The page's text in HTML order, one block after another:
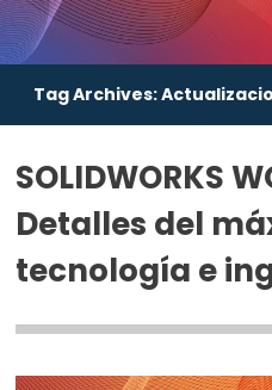
Tag Archives:
SOLIDWORKS
Detalles del
tecnología e